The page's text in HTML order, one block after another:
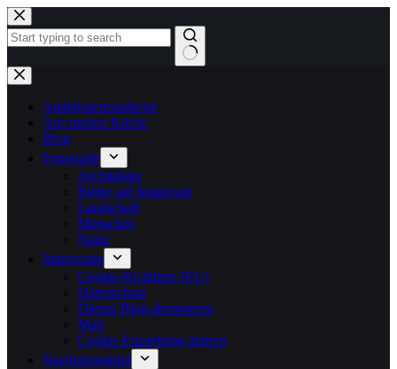
Zum
Inhalt
springen
Keine
Ergebnisse
Andalusienrundreise
Aus meiner Küche
Blog
Fotografie
Architektur
Bilder auf Instagram
Landschaft
Menschen
Natur
Impressum
Cookie-Richtlinie (EU)
Datenschutz
Diesen Blog abonnieren
Mail
Cookie Einstellung ändern
Nachkriegskind